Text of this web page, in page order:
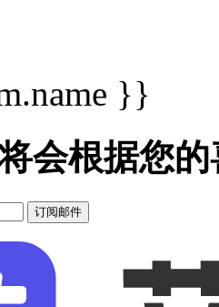
}}
会根据您
订阅邮件